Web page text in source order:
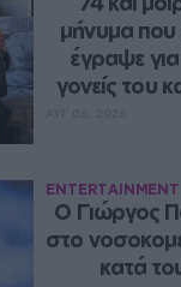
μήνυμα που
έγραψε
γονείς του
ENTERTAINMENT
O Γιώργος
στο
κατά